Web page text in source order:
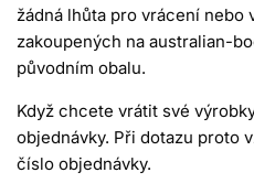
žádná lhůta pro vrácení nebo
zakoupených na australian-
původním obalu.
Když chcete vrátit své
objednávky. Při dotazu proto
číslo objednávky.